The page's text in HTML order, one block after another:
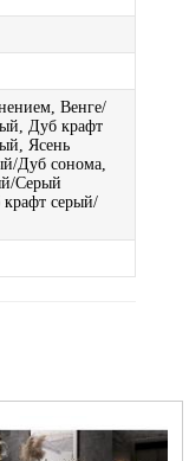
Венге/
Дуб крафт
Ясень
Дуб сонома,
Серый
серый/